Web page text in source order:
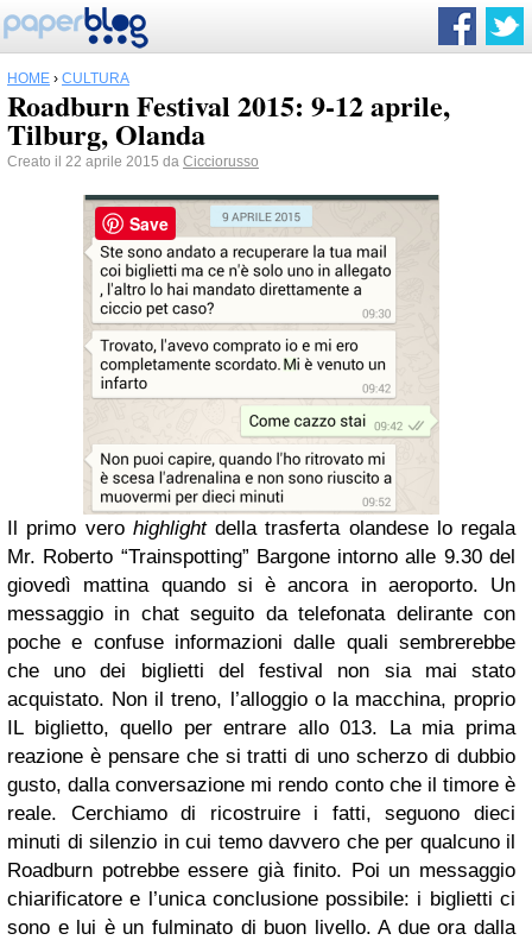
HOME › CULTURA
Roadburn Festival 2015: 9-12 aprile,
Tilburg, Olanda
Creato il 22 aprile 2015 da Cicciorusso
Il primo vero highlightdella trasferta olandese lo regala
Mr. Roberto “Trainspotting” Bargone intorno alle 9.30 del
giovedì mattina quando si è ancora in aeroporto. Un
messaggio in chat seguito da telefonata delirante con
poche e confuse informazioni dalle quali sembrerebbe
che uno dei biglietti del festival non sia mai stato
acquistato. Non il treno, l’alloggio o la macchina, proprio
IL biglietto, quello per entrare allo 013. La mia prima
reazione è pensare che si tratti di uno scherzo di dubbio
gusto, dalla conversazione mi rendo conto che il timore è
reale. Cerchiamo di ricostruire i fatti, seguono dieci
minuti di silenzio in cui temo davvero che per qualcuno il
Roadburn potrebbe essere già finito. Poi un messaggio
chiarificatore e l’unica conclusione possibile: i biglietti ci
sono e lui è un fulminato di buon livello. A due ora dalla
Save